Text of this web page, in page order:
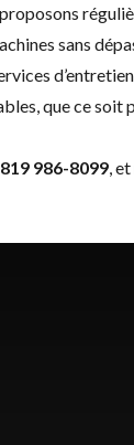
proposons
sans
d’entretien
que ce
819 986-8099 ,